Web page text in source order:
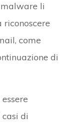
li
come
di
di